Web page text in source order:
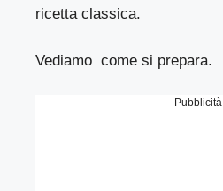
ricetta classica.
Vediamo come si prepara.
Pubblicità